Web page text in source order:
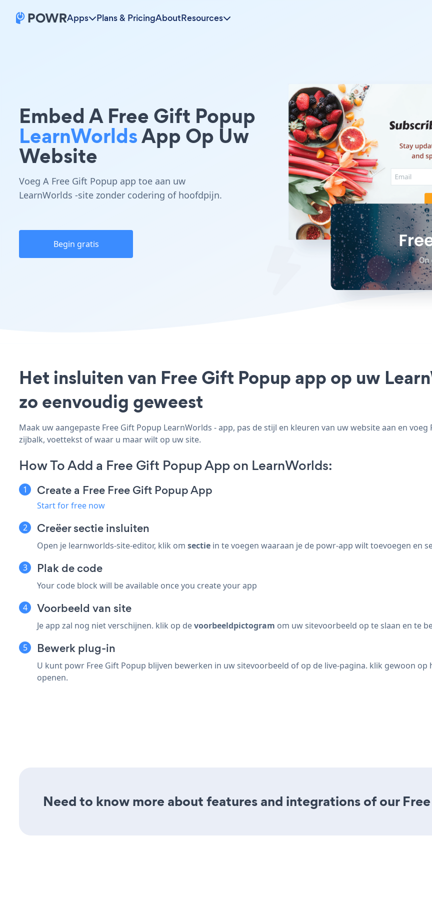
Apps Plans & PricingAboutResources
Embed A Free Gift Popup
LearnWorldsApp Op Uw
Website
Voeg A Free Gift Popup app toe aan uw
LearnWorlds -site zonder codering of hoofdpijn.
Begin gratis
Het insluiten van Free Gift Popup app op uw
zo eenvoudig geweest
Maak uw aangepaste Free Gift Popup LearnWorlds - app, pas de stijl en kleuren van uw website aan en
zijbalk, voettekst of waar u maar wilt op uw site.
How To Add a Free Gift Popup App on LearnWorlds:
Create a Free Free Gift Popup App
Start for free now
Creëersectie insluiten
Open je learnworlds-site-editor, klik om sectie in te voegen waaraan je de powr-app wilt toevoegen en
Plak de code
Your code block will be available once you create your app
Voorbeeld van site
Je app zal nog niet verschijnen. klik op devoorbeeldpictogram om uw sitevoorbeeld op te slaan en te
Bewerk plug-in
U kunt powr Free Gift Popup blijven bewerken in uw sitevoorbeeld of op de live-pagina. klik gewoon op
openen.
Need to know more about features and integrations of our